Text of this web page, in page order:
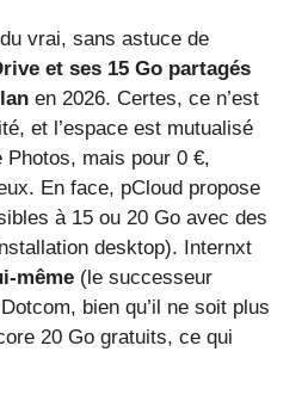
vrai, sans astuce de
et ses 15 Go partagés
en 2026. Certes, ce n’est
et l’espace est mutualisé
mais pour 0 €,
En face, pCloud propose
à 15 ou 20 Go avec des
desktop). Internxt
même (le successeur
bien qu’il ne soit plus
20 Go gratuits, ce qui